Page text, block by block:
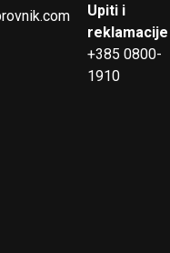
Upiti i
reklamacije
+385 0800-
1910